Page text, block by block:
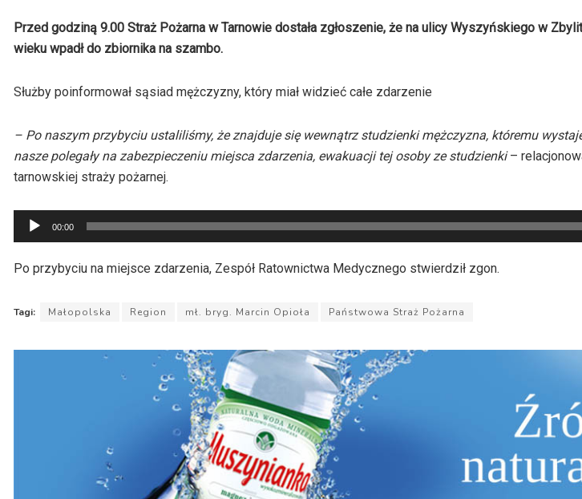
Przed godziną 9.00 Straż Pożarna w Tarnowie dostała zgłoszenie, że na ulicy Wyszyńskiego w
wieku wpadł do zbiornika na szambo.
Służby poinformował sąsiad mężczyzny, który miał widzieć całe zdarzenie
– Po naszym przybyciu ustaliliśmy, że znajduje się wewnątrz studzienki mężczyzna, któremu
nasze polegały na zabezpieczeniu miejsca zdarzenia, ewakuacji tej osoby ze studzienki–
tarnowskiej straży pożarnej.
Odtwarzacz
plików
dźwiękowych
00:00
Po przybyciu na miejsce zdarzenia, Zespół Ratownictwa Medycznego stwierdził zgon.
Tagi: Małopolska Region mł. bryg. Marcin Opioła Państwowa Straż Pożarna